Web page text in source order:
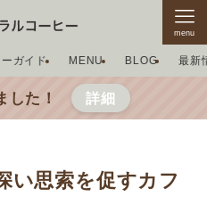
menu
ガイド MENU BLOG 最新
た！ 詳細
い思索を促すカフ